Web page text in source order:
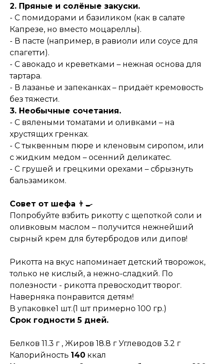
2. Пряные и солёные закуски.
- С помидорами и базиликом (как в салате
Капрезе, но вместо моцареллы).
- В пасте (например, в равиоли или соусе для
спагетти).
- С авокадо и креветками – нежная основа для
тартара.
- В лазанье и запеканках – придаёт кремовость
без тяжести.
3. Необычные сочетания.
- С вялеными томатами и оливками – на
хрустящих гренках.
- С тыквенным пюре и кленовым сиропом, или
с жидким медом – осенний деликатес.
- С грушей и грецкими орехами – сбрызнуть
бальзамиком.
Совет от шефа 👨‍🍳
Попробуйте взбить рикотту с щепоткой соли и
оливковым маслом – получится нежнейший
сырный крем для бутербродов или дипов!
Рикотта на вкус напоминает детский творожок,
только не кислый, а нежно-сладкий. По
полезности - рикотта превосходит творог.
Наверняка понравится детям!
В упаковке1 шт.(1 шт примерно 100 гр.)
Срок годности 5 дней.
Белков 11.3 г , Жиров 18.8 г Углеводов 3.2 г
Калорийность 140 ккал